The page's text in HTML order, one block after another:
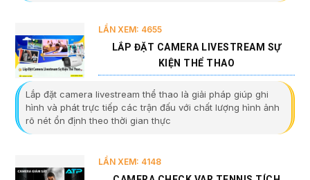
LẦN XEM: 4655
LẮP ĐẶT CAMERA LIVESTREAM SỰ
KIỆN THỂ THAO
Lắp đặt camera livestream thể thao là giải pháp giúp ghi
hình và phát trực tiếp các trận đấu với chất lượng hình ảnh
rõ nét ổn định theo thời gian thực
LẦN XEM: 4148